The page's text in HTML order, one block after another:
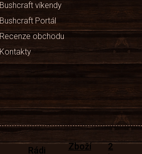
Bushcraft víkendy
Bushcraft Portál
Recenze obchodu
Kontakty
Rádi
Zboží
2